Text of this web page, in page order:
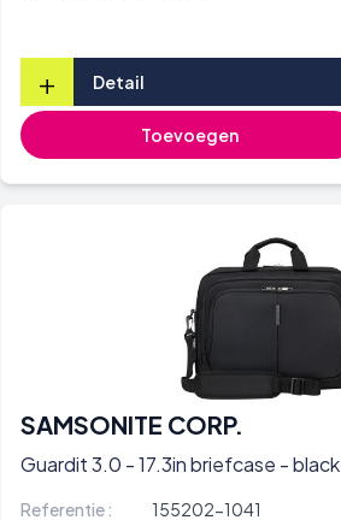
+ Detail
Toevoegen
SAMSONITE CORP.
Guardit 3.0 - 17.3in briefcase - black
Referentie :
155202-1041